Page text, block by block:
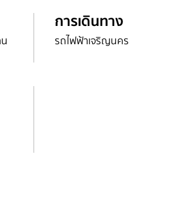
การเดินทาง
รถไฟฟ้าเจริญนคร